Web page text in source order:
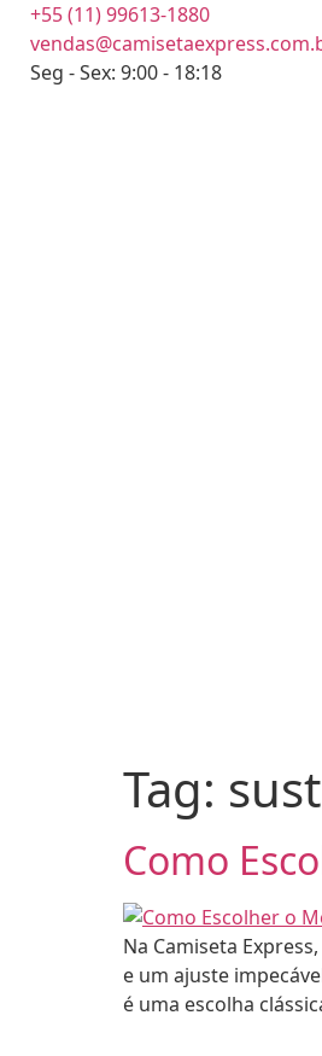
+55 (11) 99613-1880
Seg - Sex: 9:00 - 18:18
Tag:
Como
Na Camiseta
e um ajuste
é uma escolha